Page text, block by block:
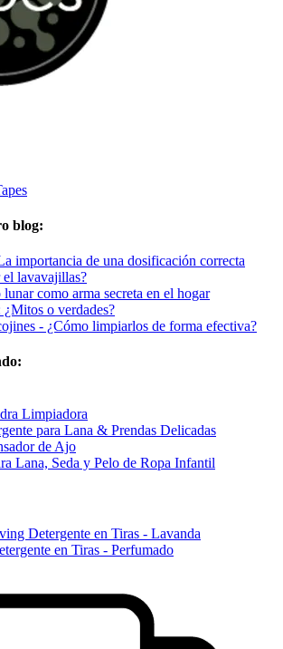
blog:
importancia de una dosificación correcta
lavavajillas?
lunar como arma secreta en el hogar
o verdades?
- ¿Cómo limpiarlos de forma efectiva?
Limpiadora
para Lana & Prendas Delicadas
de Ajo
Lana, Seda y Pelo de Ropa Infantil
Detergente en Tiras - Lavanda
en Tiras - Perfumado